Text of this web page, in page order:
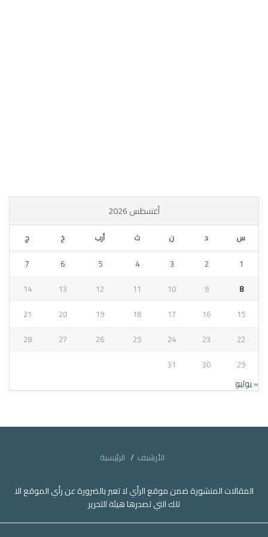
أغسطس 2026
س د ن ث أرب خ ج
1
2
3
4
5
6
7
8
9
10
11
12
13
14
15
16
17
18
19
20
21
22
23
24
25
26
27
28
29
30
31
« يوليو
الأرشيف الرئيسية
المقالات المنشورة ضمن موقع الرأي لا تعبر بالضرورة عن رأي الموقع الا
تلك التي تصدرها هيئة التحرير